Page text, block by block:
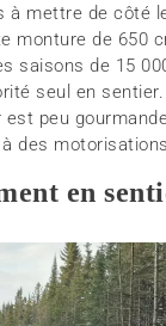
à mettre de côté
monture de 650
saisons de 15
seul en
peu
des
en